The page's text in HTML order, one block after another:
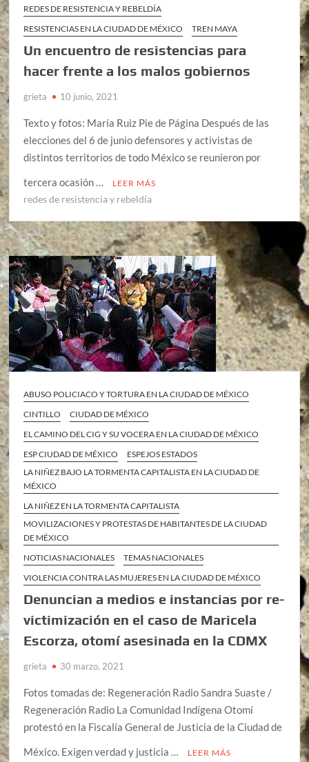
REDES DE RESISTENCIA Y REBELDÍA
RESISTENCIAS EN LA CIUDAD DE MÉXICO
TREN MAYA
Un encuentro de resistencias para
hacer frente a los malos gobiernos
grieta 10 junio, 2021
Texto y fotos: María Ruiz Pie de Página Después de las
elecciones del 6 de junio defensores y activistas de
distintos territorios de todo México se reunieron por
tercera ocasión …
LEER MÁS
redes de resistencia y rebeldía
ABUSO POLICIACO Y TORTURA EN LA CIUDAD DE MÉXICO
CINTILLO
CIUDAD DE MÉXICO
EL CAMINO DEL CIG Y SU VOCERA EN LA CIUDAD DE MÉXICO
ESP CIUDAD DE MÉXICO
ESPEJOS ESTADOS
LA NIÑEZ BAJO LA TORMENTA CAPITALISTA EN LA CIUDAD DE
MÉXICO
LA NIÑEZ EN LA TORMENTA CAPITALISTA
MOVILIZACIONES Y PROTESTAS DE HABITANTES DE LA CIUDAD
DE MÉXICO
NOTICIAS NACIONALES
TEMAS NACIONALES
VIOLENCIA CONTRA LAS MUJERES EN LA CIUDAD DE MÉXICO
Denuncian a medios e instancias por re-
victimización en el caso de Maricela
Escorza, otomí asesinada en la CDMX
grieta 30 marzo, 2021
Fotos tomadas de: Regeneración Radio Sandra Suaste /
Regeneración Radio La Comunidad Indígena Otomí
protestó en la Fiscalía General de Justicia de la Ciudad de
México. Exigen verdad y justicia …
LEER MÁS